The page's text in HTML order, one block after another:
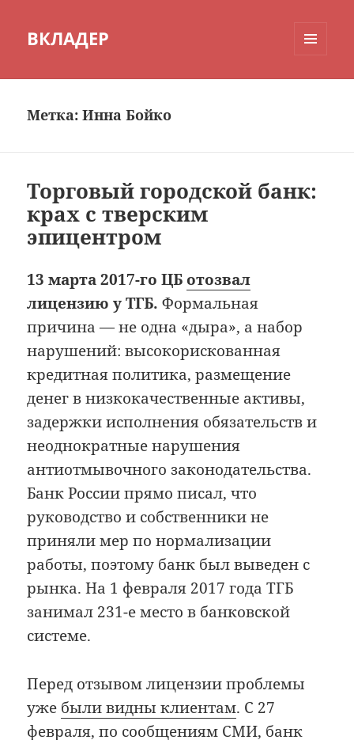
ВКЛАДЕР
Метка:Инна Бойко
Торговый городской банк:
крах с тверским
эпицентром
13 марта 2017-го ЦБ отозвал
лицензию у ТГБ. Формальная
причина — не одна «дыра», а набор
нарушений: высокорискованная
кредитная политика, размещение
денег в низкокачественные активы,
задержки исполнения обязательств и
неоднократные нарушения
антиотмывочного законодательства.
Банк России прямо писал, что
руководство и собственники не
приняли мер по нормализации
работы, поэтому банк был выведен с
рынка. На 1 февраля 2017 года ТГБ
занимал 231-е место в банковской
системе.
Перед отзывом лицензии проблемы
уже были видны клиентам. С 27
февраля, по сообщениям СМИ, банк